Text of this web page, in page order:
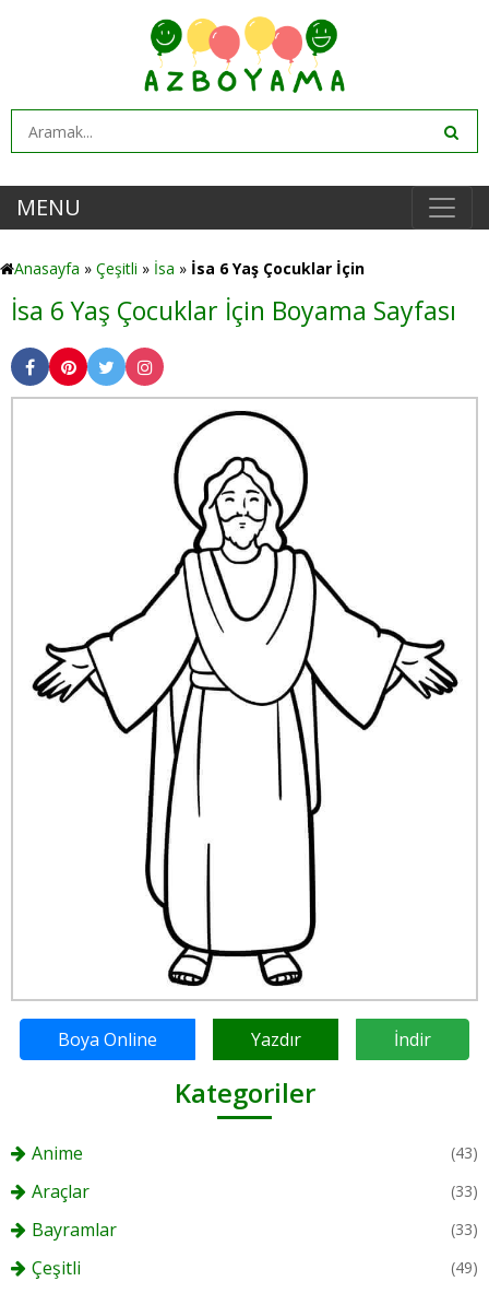
MENU
Anasayfa » Çeşitli » İsa » İsa 6 Yaş Çocuklar İçin
İsa 6 Yaş Çocuklar İçin Boyama Sayfası
Boya Online Yazdır İndir
Kategoriler
Anime (43)
Araçlar (33)
Bayramlar (33)
Çeşitli (49)